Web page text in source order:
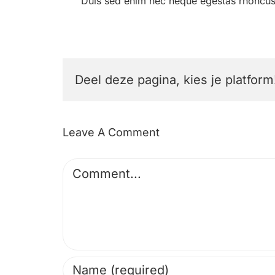
Deel deze pagina, kies je
Leave A Comment